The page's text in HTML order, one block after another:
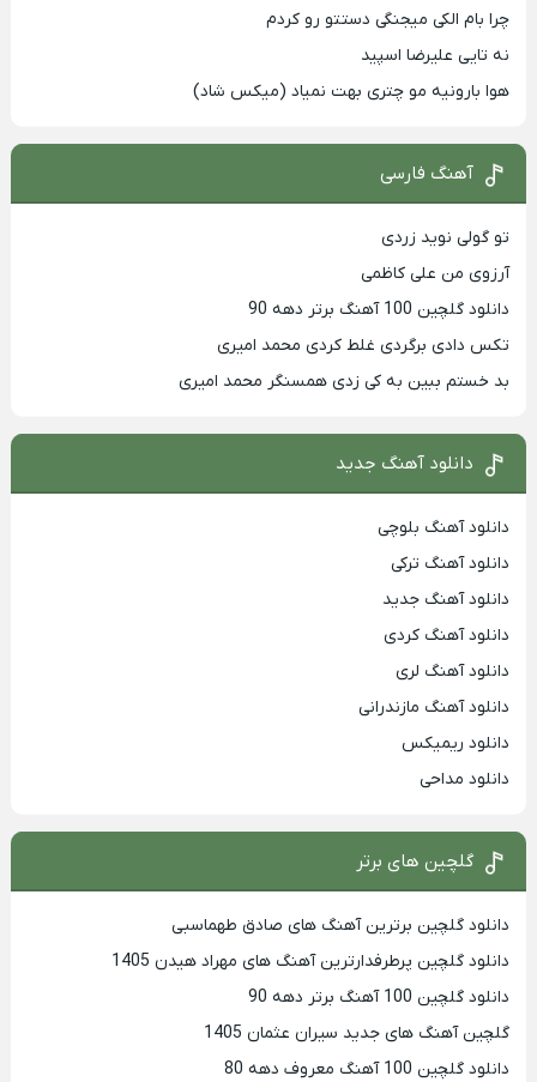
چرا بام الکی میجنگی دستتو رو کردم
نه تایی علیرضا اسپید
هوا بارونیه مو چتری بهت نمیاد (میکس شاد)
آهنگ فارسی
تو گولی نوید زردی
آرزوی من علی کاظمی
دانلود گلچین 100 آهنگ برتر دهه 90
تکس دادی برگردی غلط کردی محمد امیری
بد خستم ببین به کی زدی همسنگر محمد امیری
دانلود آهنگ جدید
دانلود آهنگ بلوچی
دانلود آهنگ ترکی
دانلود آهنگ جدید
دانلود آهنگ کردی
دانلود آهنگ لری
دانلود آهنگ مازندرانی
دانلود ریمیکس
دانلود مداحی
گلچین های برتر
دانلود گلچین برترین آهنگ های صادق طهماسبی
دانلود گلچین پرطرفدارترین آهنگ های مهراد هیدن 1405
دانلود گلچین 100 آهنگ برتر دهه 90
گلچین آهنگ های جدید سیران عثمان 1405
دانلود گلچین 100 آهنگ معروف دهه 80